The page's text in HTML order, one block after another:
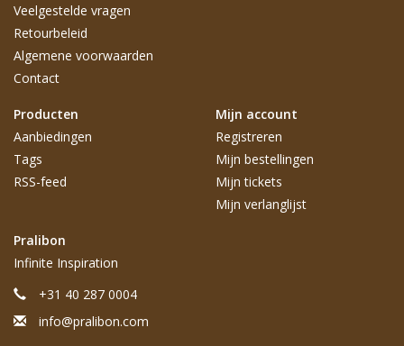
Veelgestelde vragen
Retourbeleid
Algemene voorwaarden
Contact
Producten
Aanbiedingen
Tags
RSS-feed
Mijn account
Registreren
Mijn bestellingen
Mijn tickets
Mijn verlanglijst
Pralibon
Infinite Inspiration
+31 40 287 0004
info@pralibon.com